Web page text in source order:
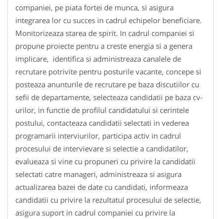
companiei, pe piata fortei de munca, si asigura
integrarea lor cu succes in cadrul echipelor beneficiare.
Monitorizeaza starea de spirit. In cadrul companiei si
propune proiecte pentru a creste energia si a genera
implicare, identifica si administreaza canalele de
recrutare potrivite pentru posturile vacante, concepe si
posteaza anunturile de recrutare pe baza discutiilor cu
sefii de departamente, selecteaza candidatii pe baza cv-
urilor, in functie de profilul candidatului si cerintele
postului, contacteaza candidatii selectati in vederea
programarii interviurilor, participa activ in cadrul
procesului de intervievare si selectie a candidatilor,
evalueaza si vine cu propuneri cu privire la candidatii
selectati catre manageri, administreaza si asigura
actualizarea bazei de date cu candidati, informeaza
candidatii cu privire la rezultatul procesului de selectie,
asigura suport in cadrul companiei cu privire la